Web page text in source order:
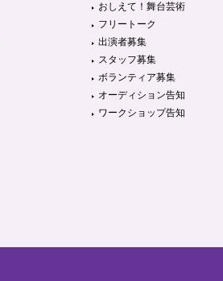
おしえて！舞台芸術
フリートーク
出演者募集
スタッフ募集
ボランティア募集
オーディション告知
ワークショップ告知